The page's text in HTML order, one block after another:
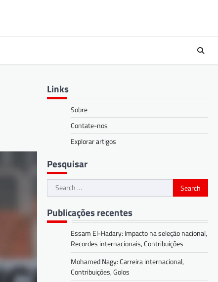
Links
Sobre
Contate-nos
Explorar artigos
Pesquisar
Search
for:
Publicações recentes
Essam El-Hadary: Impacto na seleção nacional,
Recordes internacionais, Contribuições
Mohamed Nagy: Carreira internacional,
Contribuições, Golos